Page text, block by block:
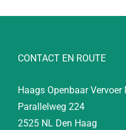
CONTACT EN ROUTE
Haags Openbaar Vervoer
Parallelweg 224
2525 NL Den Haag